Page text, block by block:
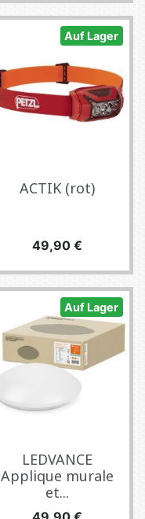
Auf Lager
ACTIK (rot)
Preis
49,90 €
Auf Lager
LEDVANCE
Applique murale
et...
Preis